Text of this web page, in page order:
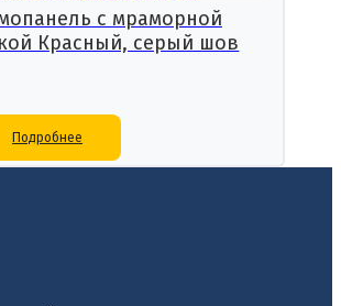
с мраморной
Красный, серый шов
Подробнее